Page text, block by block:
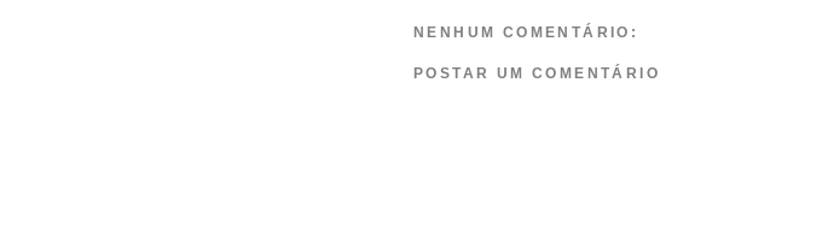
NENHUM COMENTÁRIO:
POSTAR UM COMENTÁRIO